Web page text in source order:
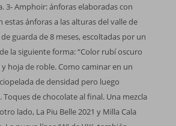
Amphoir: ánforas elaboradas con
ánforas a las alturas del valle de
guarda de 8 meses, escoltadas por un
la siguiente forma: “Color rubí oscuro
hoja de roble. Como caminar en un
de densidad pero luego
de chocolate al final. Una mezcla
lado, La Piu Belle 2021 y Milla Cala